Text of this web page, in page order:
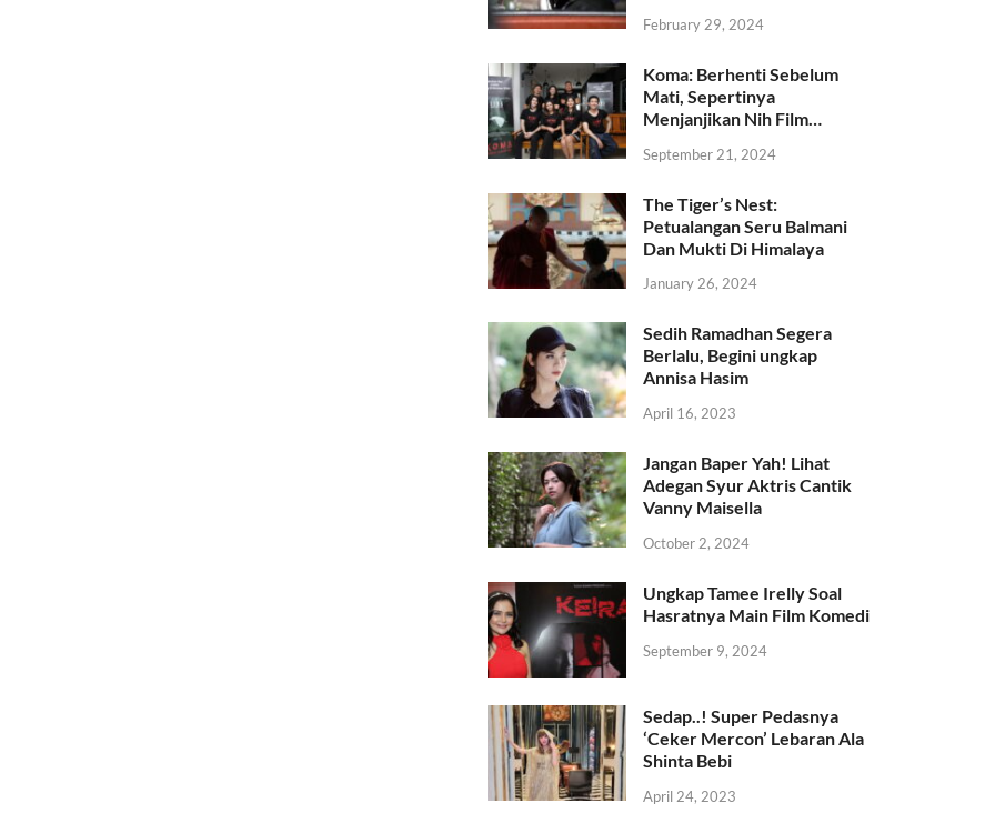
February 29, 2024
Koma: Berhenti Sebelum
Mati, Sepertinya
Menjanjikan Nih Film…
September 21, 2024
The Tiger’s Nest:
Petualangan Seru Balmani
Dan Mukti Di Himalaya
January 26, 2024
Sedih Ramadhan Segera
Berlalu, Begini ungkap
Annisa Hasim
April 16, 2023
Jangan Baper Yah! Lihat
Adegan Syur Aktris Cantik
Vanny Maisella
October 2, 2024
Ungkap Tamee Irelly Soal
Hasratnya Main Film Komedi
September 9, 2024
Sedap..! Super Pedasnya
‘Ceker Mercon’ Lebaran Ala
Shinta Bebi
April 24, 2023